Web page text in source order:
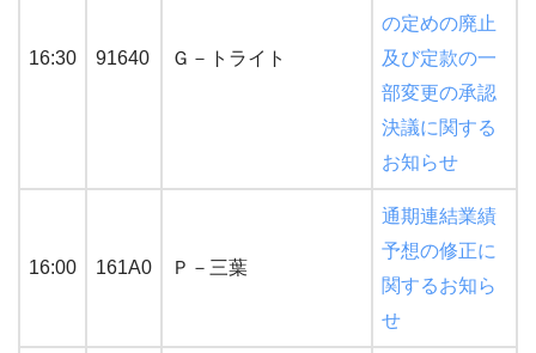
16:30 91640 Ｇ－トライト
の定めの廃止
及び定款の一
部変更の承認
決議に関する
お知らせ
16:00 161A0 Ｐ－三葉
通期連結業績
予想の修正に
関するお知ら
せ